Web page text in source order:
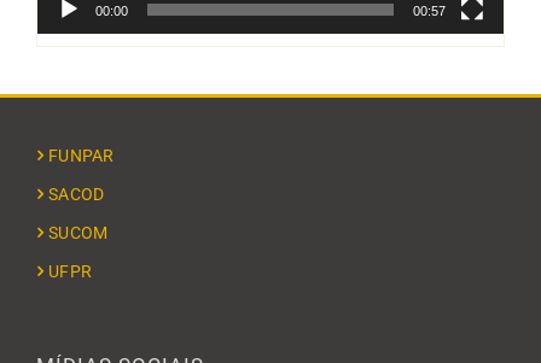
00:00 00:57
FUNPAR
SACOD
SUCOM
UFPR